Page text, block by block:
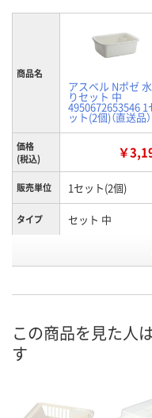
商品名
アスベル Nポゼ
りセット 中
4950672653546 1
ット(2個)（直送品）
価格
(税込)
￥
販売単位 1セット(2個)
タイプ セット 中
この商品を見た人
す